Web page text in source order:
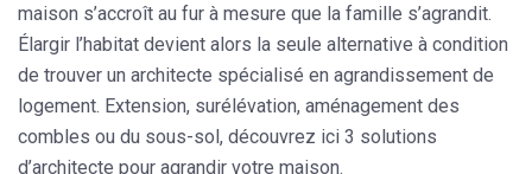
maison s’accroît au fur à mesure que la famille s’agrandit.
Élargir l’habitat devient alors la seule alternative à condition
de trouver un architecte spécialisé en agrandissement de
logement. Extension, surélévation, aménagement des
combles ou du sous-sol, découvrez ici 3 solutions
d’architecte pour agrandir votre maison.